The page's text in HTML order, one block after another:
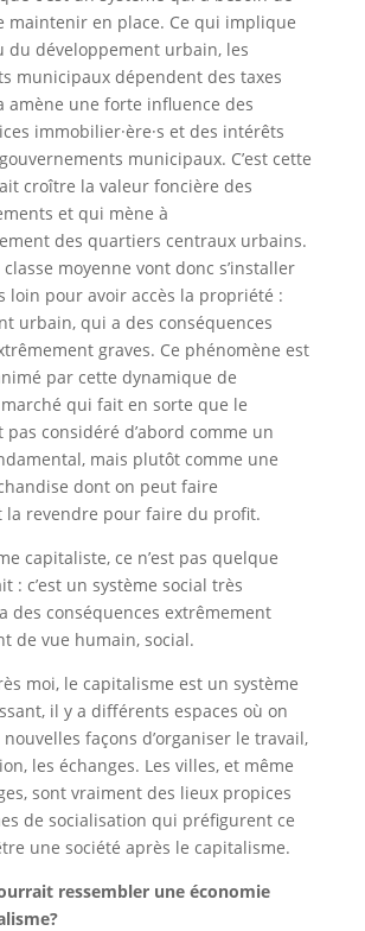
maintenir en place. Ce qui implique
du développement urbain, les
municipaux dépendent des taxes
amène une forte influence des
immobilier·ère·s et des intérêts
municipaux. C’est cette
croître la valeur foncière des
et qui mène à
des quartiers centraux urbains.
classe moyenne vont donc s’installer
loin pour avoir accès la propriété :
urbain, qui a des conséquences
graves. Ce phénomène est
par cette dynamique de
marché qui fait en sorte que le
pas considéré d’abord comme un
mais plutôt comme une
dont on peut faire
la revendre pour faire du profit.
capitaliste, ce n’est pas quelque
: c’est un système social très
des conséquences extrêmement
de vue humain, social.
moi, le capitalisme est un système
il y a différents espaces où on
façons d’organiser le travail,
les échanges. Les villes, et même
sont vraiment des lieux propices
de socialisation qui préfigurent ce
une société après le capitalisme.
ressembler une économie